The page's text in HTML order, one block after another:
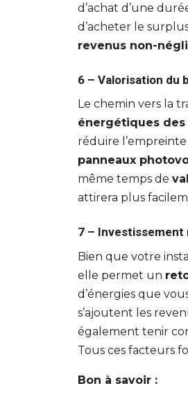
d’achat d’une
d’acheter le
revenus non-
6 – Valorisation du
Le chemin vers la
énergétiques
réduire
panneaux
même temps de
attirera plus
7 – Investissement
Bien que votre
elle permet un
d’énergies que
s’ajoutent les
également tenir
Tous ces facteurs
Bon à savoir :